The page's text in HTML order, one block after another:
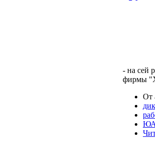
- на сей
фирмы
От